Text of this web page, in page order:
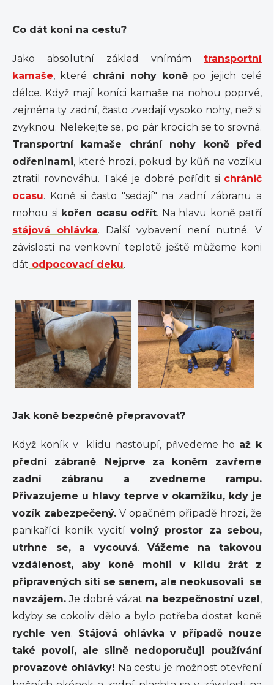
Co dát koni na cestu?
Jako absolutní základ vnímám transportní
kamaše, které chrání nohy koně po jejich celé
délce. Když mají koníci kamaše na nohou poprvé,
zejména ty zadní, často zvedají vysoko nohy, než si
zvyknou. Nelekejte se, po pár krocích se to srovná.
Transportní kamaše chrání nohy koně před
odřeninami, které hrozí, pokud by kůň na vozíku
ztratil rovnováhu. Také je dobré pořídit si chránič
ocasu. Koně si často "sedají" na zadní zábranu a
mohou si kořen ocasu odřít. Na hlavu koně patří
stájová ohlávka. Další vybavení není nutné. V
závislosti na venkovní teplotě ještě můžeme koni
dát odpocovací deku.
Jak koně bezpečně přepravovat?
Když koník v klidu nastoupí, přivedeme ho až k
přední zábraně. Nejprve za koněm zavřeme
zadní zábranu a zvedneme rampu.
Přivazujeme u hlavy teprve v okamžiku, kdy je
vozík zabezpečený. V opačném případě hrozí, že
panikařící koník vycítí volný prostor za sebou,
utrhne se, a vycouvá. Vážeme na takovou
vzdálenost, aby koně mohli v klidu žrát z
připravených sítí se senem, ale neokusovali se
navzájem. Je dobré vázat na bezpečnostní uzel,
kdyby se cokoliv dělo a bylo potřeba dostat koně
rychle ven. Stájová ohlávka v případě nouze
také povolí, ale silně nedoporučuji používání
provazové ohlávky! Na cestu je možnost otevření